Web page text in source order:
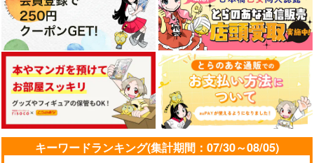
キーワードランキング(集計期間：07/30～08/05)